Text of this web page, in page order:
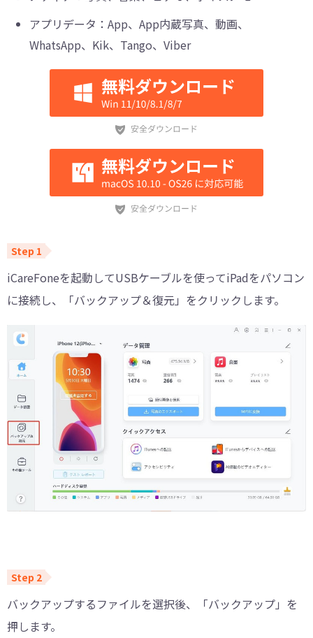
アプリデータ：App、App内蔵写真、動画、
WhatsApp、Kik、Tango、Viber
iCareFoneを起動してUSBケーブルを使ってiPadをパソコン
に接続し、「バックアップ＆復元」をクリックします。
バックアップするファイルを選択後、「バックアップ」を
押します。